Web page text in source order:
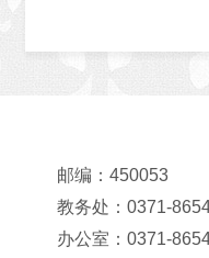
邮编：450053
教务处：0371-
办公室：0371-